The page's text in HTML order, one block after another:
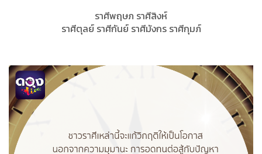
ราศีพฤษภ ราศีสิงห์
ราศีตุลย์ ราศีกันย์ ราศีมังกร ราศีกุมภ์